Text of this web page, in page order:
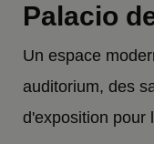
Palacio
Un espace
auditorium, des
d'exposition pour